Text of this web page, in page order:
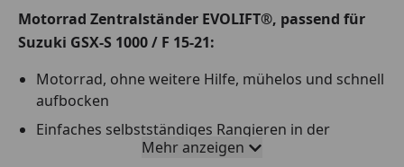
Motorrad Zentralständer EVOLIFT®, passend für
Suzuki GSX-S 1000 / F 15-21:
Motorrad, ohne weitere Hilfe, mühelos und schnell
aufbocken
Einfaches selbstständiges Rangieren in der
Boxengasse, Garage oder Werkstatt
Mehr anzeigen